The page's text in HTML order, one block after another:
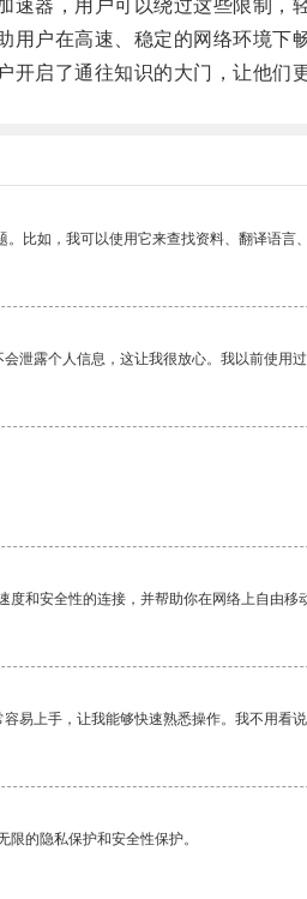
器，用户可以绕过这些限制，轻
户在高速、稳定的网络环境下
启了通往知识的大门，让他们
比如，我可以使用它来查找资料、翻译语言
泄露个人信息，这让我很放心。我以前使用
和安全性的连接，并帮助你在网络上自由移
易上手，让我能够快速熟悉操作。我不用看
的隐私保护和安全性保护。